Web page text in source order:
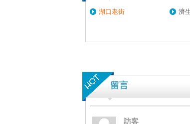
湖口老街 濟
留言
訪客